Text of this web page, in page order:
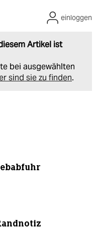
Artikel ist
bei ausgewählten
sind sie zu finden.
einloggen